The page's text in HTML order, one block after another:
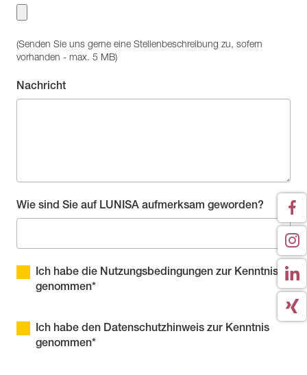
(Senden Sie uns gerne eine Stellenbeschreibung zu, sofern
vorhanden - max. 5 MB)
Nachricht
Wie sind Sie auf LUNISA aufmerksam geworden?
Ich habe die Nutzungsbedingungen zur Kenntnis
genommen*
Ich habe den Datenschutzhinweis zur Kenntnis
genommen*